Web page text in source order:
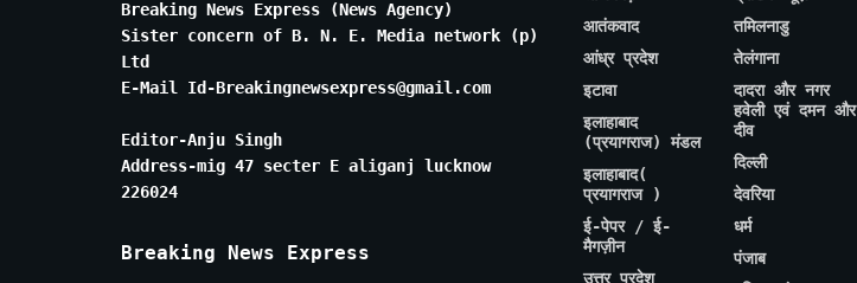
Breaking News Express (News Agency)
Sister concern of B. N. E. Media network (p)
Ltd
E-Mail Id-Breakingnewsexpress@gmail.com
Editor-Anju Singh
Address-mig 47 secter E aliganj lucknow
226024
Breaking News Express
आतंकवाद
आंध्र प्रदेश
इटावा
इलाहाबाद
(प्रयागराज) मंडल
इलाहाबाद(
प्रयागराज )
ई-पेपर / ई-
मैगज़ीन
उत्तर प्रदेश
तमिलनाडु
तेलंगाना
दादरा और नगर
हवेली एवं दमन और
दीव
दिल्ली
देवरिया
धर्म
पंजाब